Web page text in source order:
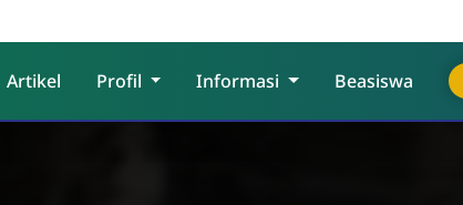
Artikel Profil Informasi Beasiswa